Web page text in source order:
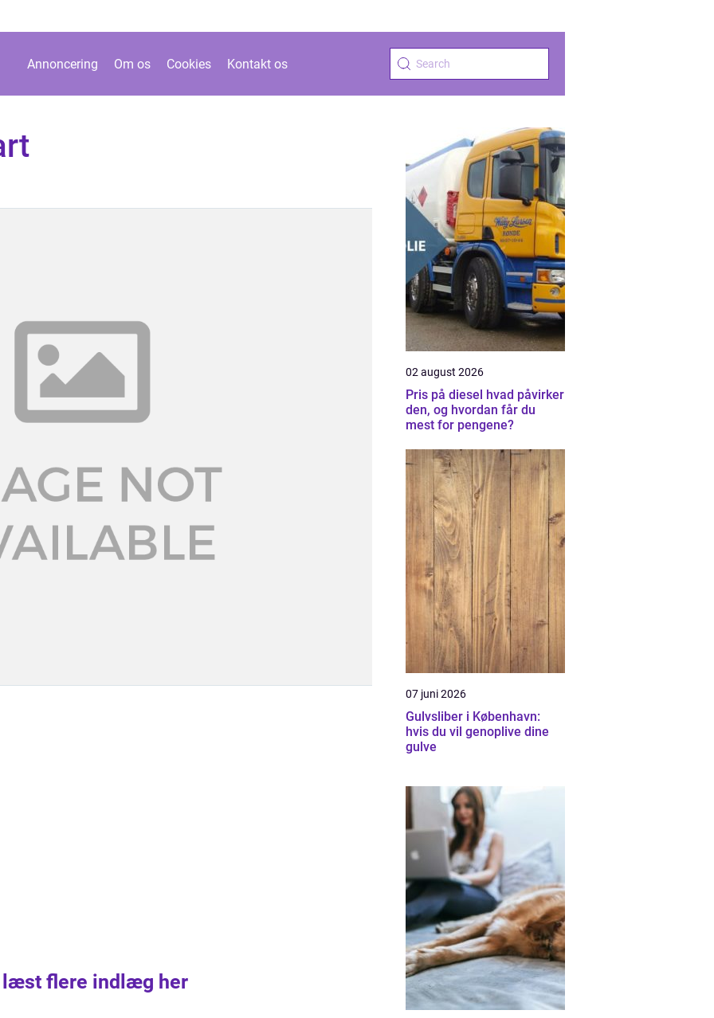
Annoncering Om os Cookies Kontakt os
læst flere indlæg her
02 august 2026
Pris på diesel hvad påvirker
den, og hvordan får du
mest for pengene?
07 juni 2026
Gulvsliber i København:
hvis du vil genoplive dine
gulve